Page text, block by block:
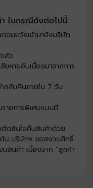
ในกรณีดังต่อไปนี้
อนแจ้งเข้ามายังบริษัท
ล้ว
ยหายอันเนื่องมาจากการ
กลับคืนภายใน 7 วัน
ายการพิเศษแบบมี
ดสินใจคืนสินค้าด้วย
ต้น บริษัทฯ ขอสงวนสิทธิ์
สินค้า เนื่องจาก “ลูกค้า